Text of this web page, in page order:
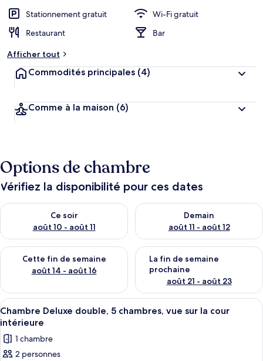
Stationnement gratuit
Wi-Fi gratuit
Restaurant
Bar
Afficher tout
Commodités principales (4)
Comme à la maison (6)
Options de chambre
Vérifiez la disponibilité pour ces dates
Ce soir
août 10 - août 11
Vérifier la disponibilité pour ce soir août 10 - août 11
Demain
août 11 - août 12
Vérifier la disponibilité pour
Cette fin de semaine
août 14 - août 16
Vérifier la disponibilité pour cette fin de semaine août 14 -
La fin de semaine
prochaine
août 21 - août 23
Vérifier la disponibilité pour
Afficher
toutes
les
photos
Une chambre d’hôtel avec un grand
24
Chambre Deluxe double, 5 chambres, vue sur la cour
intérieure
1 chambre
2 personnes